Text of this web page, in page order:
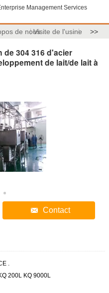
Management Services
de nousVisite de l'usine >>
304 316 d'acier
de lait/de lait à
Contact
.
200L KQ 9000L